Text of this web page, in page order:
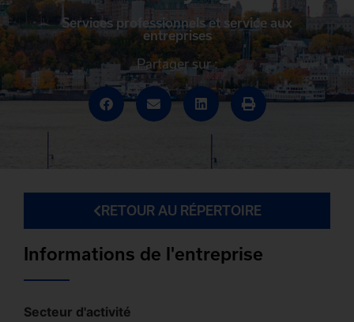
Services professionnels et service aux
entreprises
Partager sur :
RETOUR AU RÉPERTOIRE
Informations de l'entreprise
Secteur d'activité